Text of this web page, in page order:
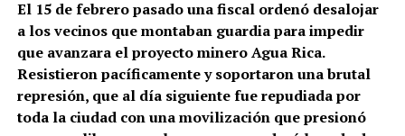
El 15 de febrero pasado una fiscal ordenó desalojar
a los vecinos que montaban guardia para impedir
que avanzara el proyecto minero Agua Rica.
Resistieron pacíficamente y soportaron una brutal
represión, que al día siguiente fue repudiada por
toda la ciudad con una movilización que presionó